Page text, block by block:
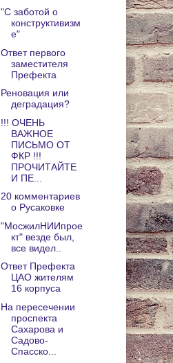
"С заботой о
конструктивизм
е"
Ответ первого
заместителя
Префекта
Реновация или
деградация?
!!! ОЧЕНЬ
ВАЖНОЕ
ПИСЬМО ОТ
ФКР !!!
ПРОЧИТАЙТЕ
И ПЕ...
20 комментариев
о Русаковке
"МосжилНИИпрое
кт" везде был,
все видел..
Ответ Префекта
ЦАО жителям
16 корпуса
На пересечении
проспекта
Сахарова и
Садово-
Спасско...